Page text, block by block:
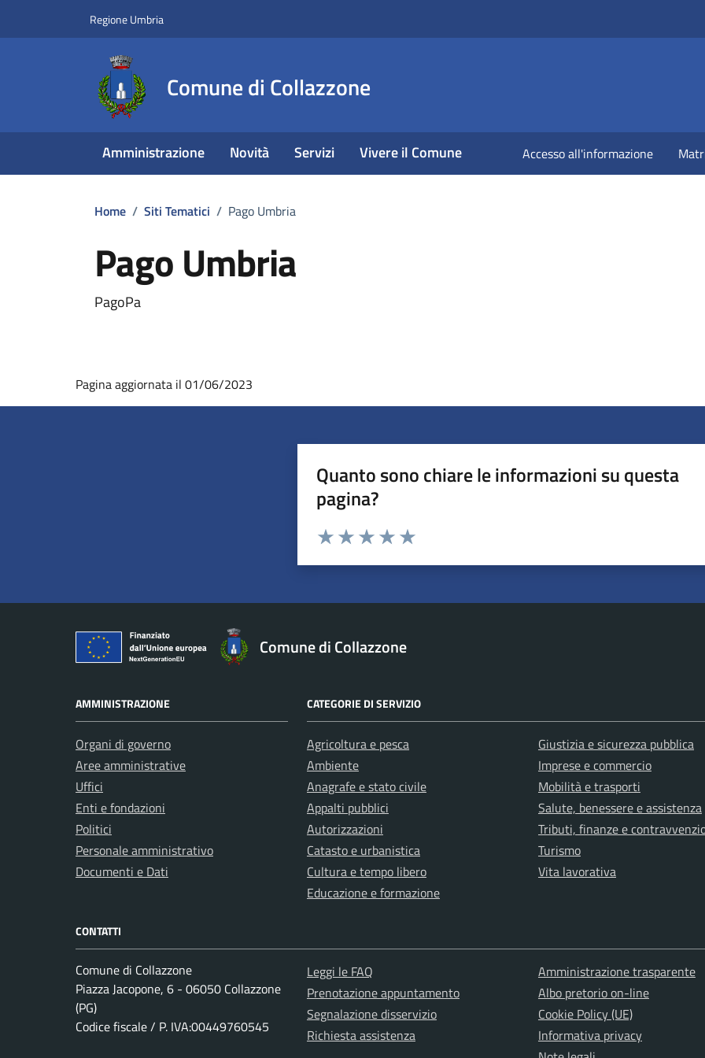
Regione Umbria
Comune di Collazzone
Amministrazione Novità Servizi Vivere il Comune Accesso all'informazione
Home / Siti Tematici / Pago Umbria
Pago Umbria
PagoPa
Pagina aggiornata il 01/06/2023
Quanto sono chiare le informazioni su questa
pagina?
Comune di Collazzone
AMMINISTRAZIONE
Organi di governo
Aree amministrative
Uffici
Enti e fondazioni
Politici
Personale amministrativo
Documenti e Dati
CATEGORIE DI SERVIZIO
Agricoltura e pesca
Ambiente
Anagrafe e stato civile
Appalti pubblici
Autorizzazioni
Catasto e urbanistica
Cultura e tempo libero
Educazione e formazione
Giustizia e sicurezza pubblica
Imprese e commercio
Mobilità e trasporti
Salute, benessere e assistenza
Tributi, finanze e
Turismo
Vita lavorativa
CONTATTI
Comune di Collazzone
Piazza Jacopone, 6 - 06050 Collazzone
(PG)
Codice fiscale / P. IVA:00449760545
Leggi le FAQ
Prenotazione appuntamento
Segnalazione disservizio
Richiesta assistenza
Amministrazione trasparente
Albo pretorio on-line
Cookie Policy (UE)
Informativa privacy